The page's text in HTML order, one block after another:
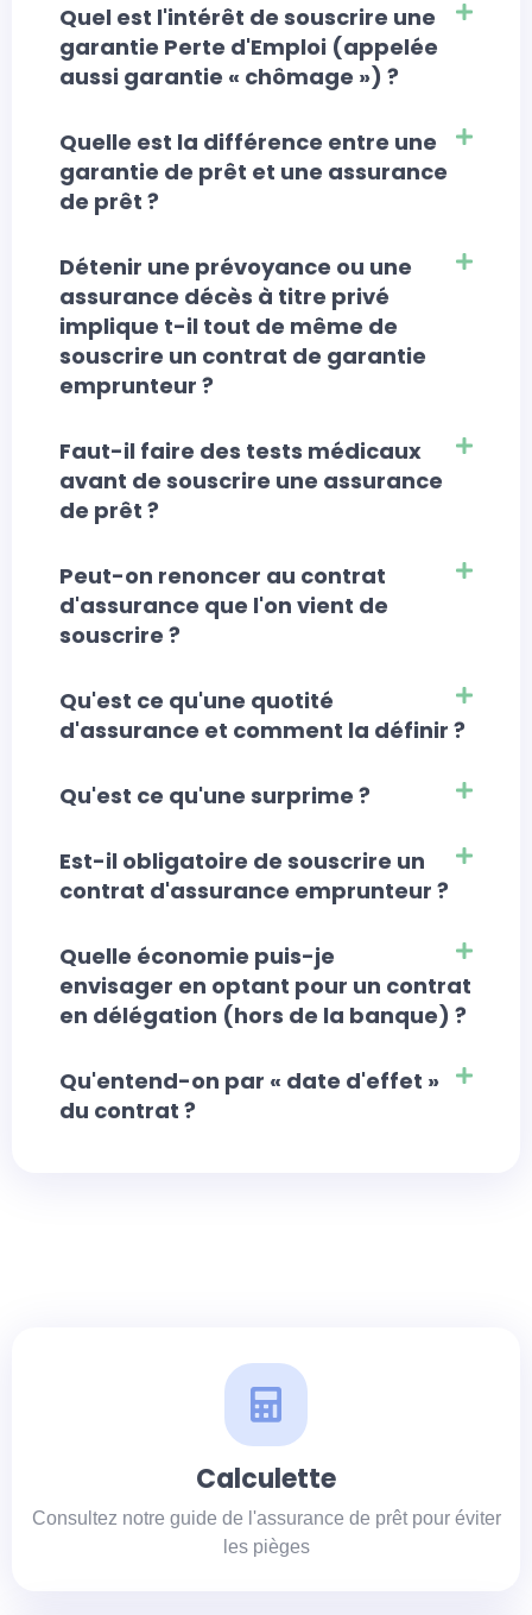
Quel est l'intérêt de souscrire une
garantie Perte d'Emploi (appelée
aussi garantie « chômage ») ?
Quelle est la différence entre une
garantie de prêt et une assurance
de prêt ?
Détenir une prévoyance ou une
assurance décès à titre privé
implique t-il tout de même de
souscrire un contrat de garantie
emprunteur ?
Faut-il faire des tests médicaux
avant de souscrire une assurance
de prêt ?
Peut-on renoncer au contrat
d'assurance que l'on vient de
souscrire ?
Qu'est ce qu'une quotité
d'assurance et comment la définir ?
Qu'est ce qu'une surprime ?
Est-il obligatoire de souscrire un
contrat d'assurance emprunteur ?
Quelle économie puis-je
envisager en optant pour un contrat
en délégation (hors de la banque) ?
Qu'entend-on par « date d'effet »
du contrat ?
Calculette
Consultez notre guide de l'assurance de prêt pour éviter
les pièges